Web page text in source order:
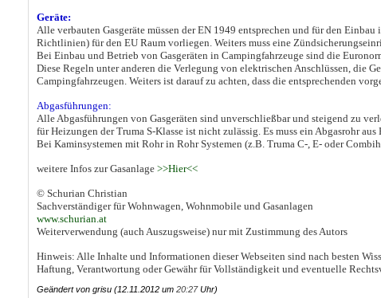
Geräte:
Alle verbauten Gasgeräte müssen der EN 1949 entsprechen und für den
Richtlinien) für den EU Raum vorliegen. Weiters muss eine
Bei Einbau und Betrieb von Gasgeräten in Campingfahrzeuge sind die
Diese Regeln unter anderen die Verlegung von elektrischen Anschlüssen, die
Campingfahrzeugen. Weiters ist darauf zu achten, dass die entsprechenden
Abgasführungen:
Alle Abgasführungen von Gasgeräten sind unverschließbar und steigend zu
für Heizungen der Truma S-Klasse ist nicht zulässig. Es muss ein Abgasrohr
Bei Kaminsystemen mit Rohr in Rohr Systemen (z.B. Truma C-, E- oder
weitere Infos zur Gasanlage >>Hier<<
© Schurian Christian
Sachverständiger für Wohnwagen, Wohnmobile und Gasanlagen
www.schurian.at
Weiterverwendung (auch Auszugsweise) nur mit Zustimmung des Autors
Hinweis: Alle Inhalte und Informationen dieser Webseiten sind nach besten
Haftung, Verantwortung oder Gewähr für Vollständigkeit und eventuelle
Geändert von grisu (12.11.2012 um 20:27Uhr)